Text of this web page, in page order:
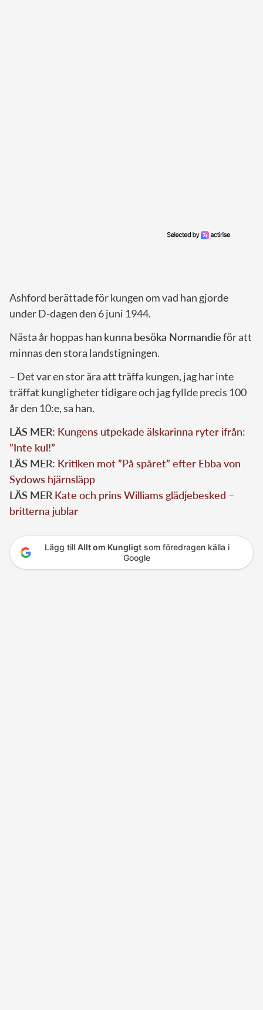
Ashford berättade för kungen om vad han gjorde
under D-dagen den 6 juni 1944.
Nästa år hoppas han kunna besöka Normandieför att
minnas den stora landstigningen.
– Det var en stor ära att träffa kungen, jag har inte
träffat kungligheter tidigare och jag fyllde precis 100
år den 10:e, sa han.
LÄS MER: Kungens utpekade älskarinna ryter ifrån:
”Inte kul!”
LÄS MER: Kritiken mot ”På spåret” efter Ebba von
Sydows hjärnsläpp
LÄS MER Kate och prins Williams glädjebesked –
britterna jublar
Lägg till Allt om Kungligtsom föredragen källa i
Google